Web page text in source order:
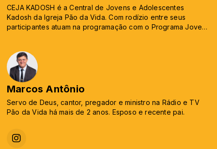
CEJA KADOSH é a Central de Jovens e Adolescentes
Kadosh da Igreja Pão da Vida. Com rodízio entre seus
participantes atuam na programação com o Programa Jovem
Marcos Antônio
Servo de Deus, cantor, pregador e ministro na Rádio e TV
Pão da Vida há mais de 2 anos. Esposo e recente pai.